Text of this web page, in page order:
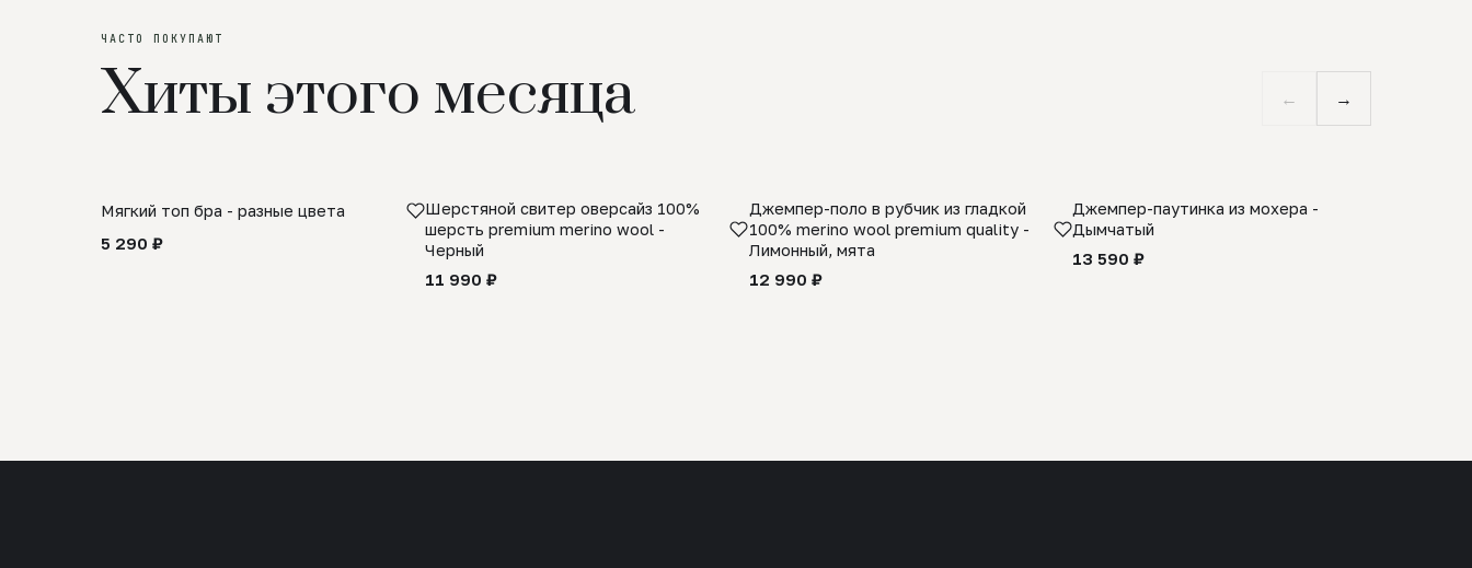
ЧАСТО ПОКУПАЮТ
Хиты этого месяца ← →
Мягкий топ бра - разные цвета
5 290 ₽
Шерстяной свитер оверсайз 100%
шерсть premium merino wool -
Черный
11 990 ₽
Джемпер-поло в рубчик из гладкой
100% merino wool premium quality -
Лимонный, мята
12 990 ₽
Джемпер-паутинка из мохера -
Дымчатый
13 590 ₽